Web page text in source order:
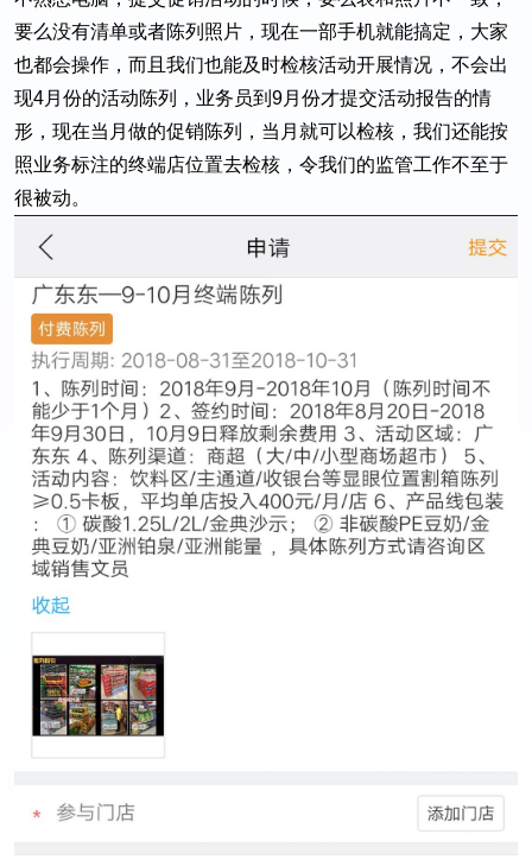
要么没有清单或者陈列照片，现在一部手机就能搞定，大家
也都会操作，而且我们也能及时检核活动开展情况，不会出
现4月份的活动陈列，业务员到9月份才提交活动报告的情
形，现在当月做的促销陈列，当月就可以检核，我们还能按
照业务标注的终端店位置去检核，令我们的监管工作不至于
很被动。